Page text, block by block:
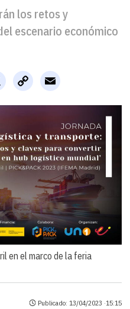
los retos y
escenario económico
X
Copy
Link
Email
en el marco de la feria
Publicado: 13/04/2023 ·15:15